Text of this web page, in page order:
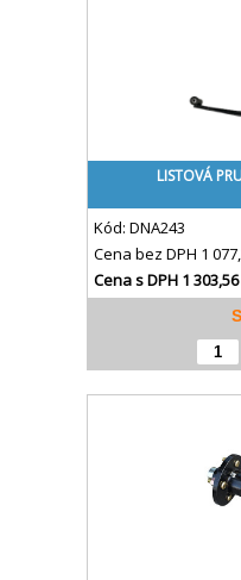
LISTOVÁ
Kód: DNA243
Cena bez DPH 1
Cena s DPH 1